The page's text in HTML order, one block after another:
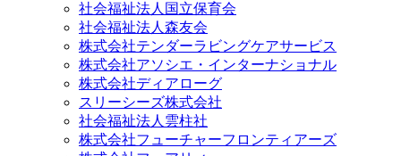
社会福祉法人国立保育会
社会福祉法人森友会
株式会社テンダーラビングケアサービス
株式会社アソシエ・インターナショナル
株式会社ディアローグ
スリーシーズ株式会社
社会福祉法人雲柱社
株式会社フューチャーフロンティアーズ